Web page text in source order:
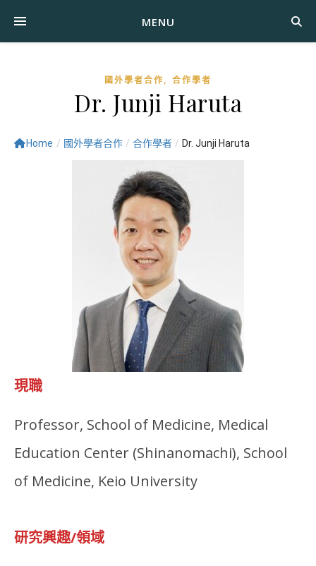
MENU
國外學者合作, 合作學者
Dr. Junji Haruta
Home / 國外學者合作 / 合作學者 / Dr. Junji Haruta
現職
Professor, School of Medicine, Medical
Education Center (Shinanomachi), School
of Medicine, Keio University
研究興趣/領域